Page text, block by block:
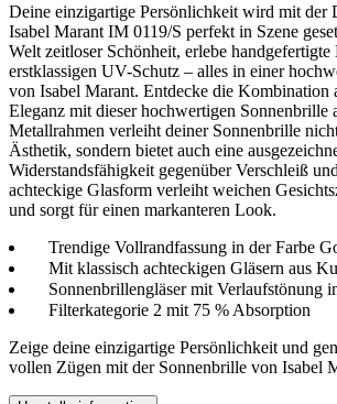
Deine einzigartige Persönlichkeit wird mit der
Isabel Marant IM 0119/S perfekt in Szene
Welt zeitloser Schönheit, erlebe handgefertigte
erstklassigen UV-Schutz – alles in einer
von Isabel Marant. Entdecke die Kombination
Eleganz mit dieser hochwertigen Sonnenbrille
Metallrahmen verleiht deiner Sonnenbrille
Ästhetik, sondern bietet auch eine
Widerstandsfähigkeit gegenüber Verschleiß
achteckige Glasform verleiht weichen
und sorgt für einen markanteren Look.
Trendige Vollrandfassung in der Farbe
Mit klassisch achteckigen Gläsern aus
Sonnenbrillengläser mit Verlaufstönung
Filterkategorie 2 mit 75 % Absorption
Zeige deine einzigartige Persönlichkeit und
vollen Zügen mit der Sonnenbrille von Isabel